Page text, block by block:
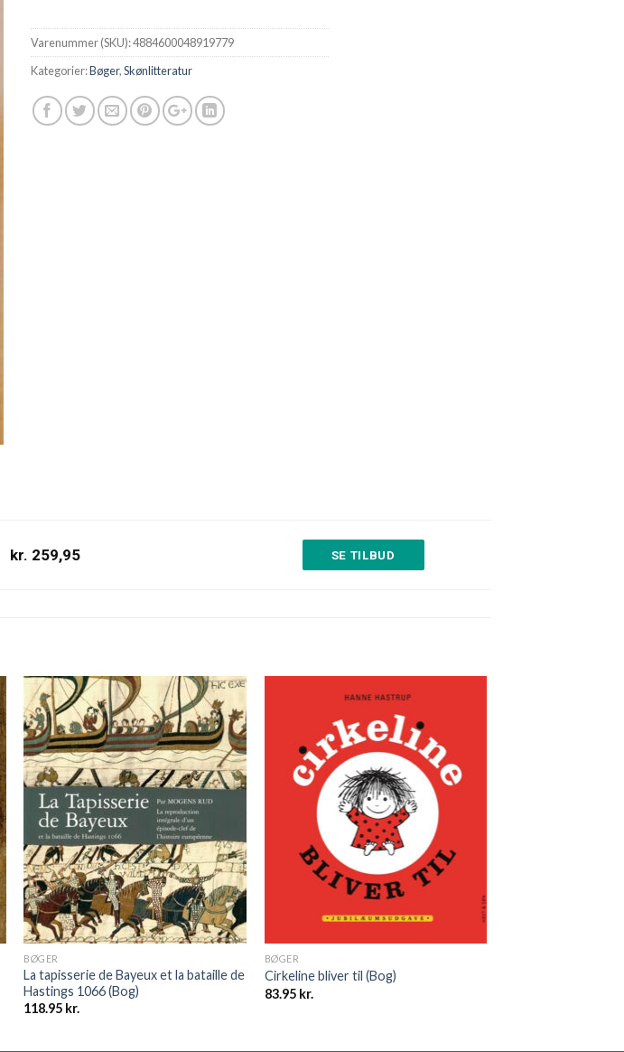
Varenummer (SKU):4884600048919779
Kategorier:Bøger,Skønlitteratur
kr. 259,95 SE TILBUD
BØGER
La tapisserie de Bayeux et la bataille de
Hastings 1066 (Bog)
118.95 kr.
BØGER
Cirkeline bliver til (Bog)
83.95 kr.